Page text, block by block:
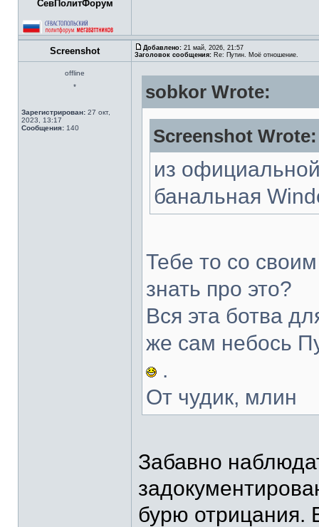
СевПолитФорум
Screenshot Добавлено: 21 май, 2026, 21:57
Заголовок сообщения: Re: Путин. Моё отношение.
offline
*
Зарегистрирован: 27 окт,
2023, 13:17
Сообщения: 140
sobkor Wrote:
Screenshot Wrote:
из
банальная
Тебе то со
знать про это?
Вся эта ботва
же сам небось
.
От чудик, млин
Забавно
бурю отрицания.